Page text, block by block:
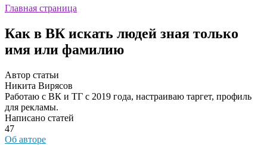
Главная страница
Как в ВК искать людей зная только
имя или фамилию
Автор статьи
Никита Вирясов
Работаю с ВК и ТГ с 2019 года, настраиваю таргет, профиль
для рекламы.
Написано статей
47
Об авторе